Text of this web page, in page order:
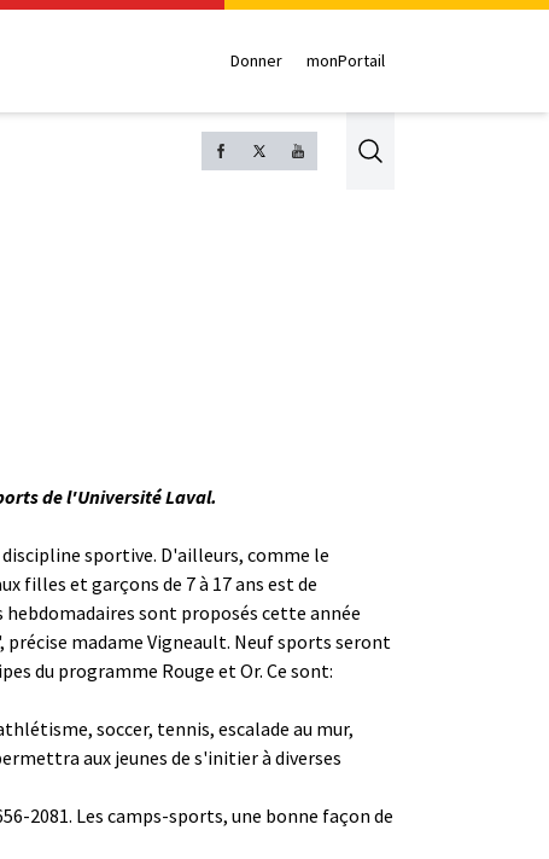
Donner monPortail
Search
de l'Université Laval.
sportive. D'ailleurs, comme le
filles et garçons de 7 à 17 ans est de
sont proposés cette année
madame Vigneault. Neuf sports seront
du programme Rouge et Or. Ce sont:
soccer, tennis, escalade au mur,
aux jeunes de s'initier à diverses
2081. Les camps-sports, une bonne façon de